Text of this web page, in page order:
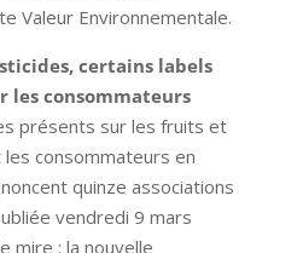
Valeur Environnementale.
certains labels
les consommateurs
présents sur les fruits et
consommateurs en
quinze associations
vendredi 9 mars
mire : la nouvelle